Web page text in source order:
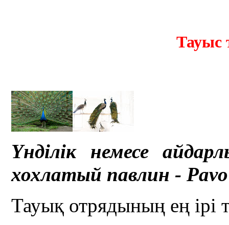
Тауыс
Үнділік немесе
хохлатый павлин -
Тауық отрядының ең ірі